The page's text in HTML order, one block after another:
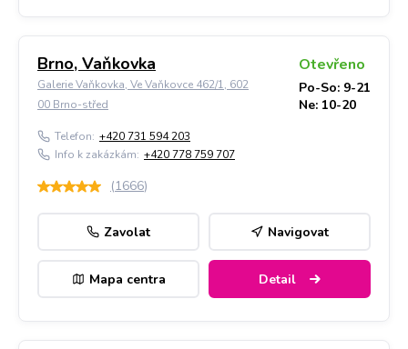
Brno, Vaňkovka
Galerie Vaňkovka, Ve Vaňkovce 462/1, 602
00 Brno-střed
Otevřeno
Po-So: 9-21
Ne: 10-20
Telefon: +420 731 594 203
Info k zakázkám: +420 778 759 707
(1666)
Zavolat Navigovat
Mapa centra Detail